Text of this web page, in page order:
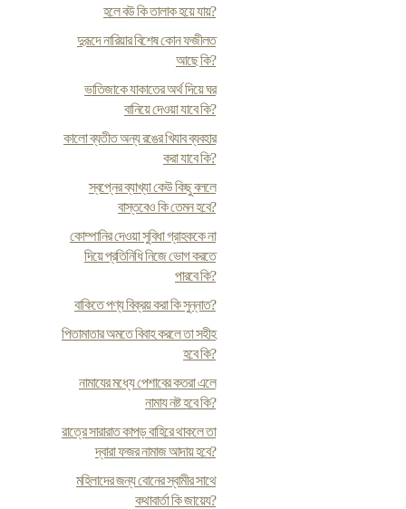
হলে বউ কি তালাক হয়ে যায়?
দুরূদে নারিয়ার বিশেষ কোন ফজীলত
আছে কি?
ভাতিজাকে যাকাতের অর্থ দিয়ে ঘর
বানিয়ে দেওয়া যাবে কি?
কালো ব্যতীত অন্য রঙের খিযাব ব্যবহার
করা যাবে কি?
স্বপ্নের ব্যাখ্যা কেউ কিছু বললে
বাস্তবেও কি তেমন হবে?
কোম্পানির দেওয়া সুবিধা গ্রাহককে না
দিয়ে প্রতিনিধি নিজে ভোগ করতে
পারবে কি?
বাকিতে পণ্য বিক্রয় করা কি সুন্নাত?
পিতামাতার অমতে বিবাহ করলে তা সহীহ
হবে কি?
নামাযের মধ্যে পেশাবের কতরা এলে
নামায নষ্ট হবে কি?
রাত্রে সারারাত কাপড় বাহিরে থাকলে তা
দ্বারা ফজর নামাজ আদায় হবে?
মহিলাদের জন্য বোনের স্বামীর সাথে
কথাবার্তা কি জায়েয?